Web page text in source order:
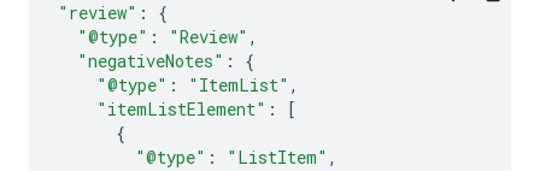
"review" :
{
"@type" : "Review" ,
"negativeNotes" :
{
"@type" : "ItemList" ,
"itemListElement" :
[
{
"@type" : "ListItem" ,